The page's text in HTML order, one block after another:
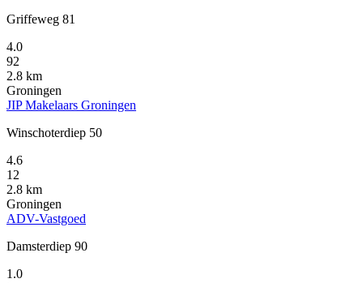
Griffeweg 81
4.0
92
2.8 km
Groningen
JIP Makelaars Groningen
Winschoterdiep 50
4.6
12
2.8 km
Groningen
ADV-Vastgoed
Damsterdiep 90
1.0